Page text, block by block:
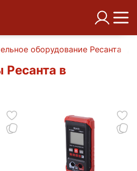
оборудование Ресанта
в